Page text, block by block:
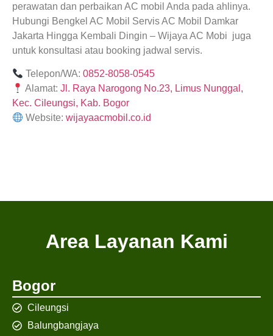
perawatan dan perbaikan AC mobil Anda pada ahlinya.
Hubungi Bengkel AC Mobil Servis AC Mobil Damkar
Jakarta Hingga Kembali Dingin – Wijaya AC Mobi juga
untuk konsultasi atau booking jadwal servis.
Telepon/WA:0852-8058-0545
Alamat:Jl. Raya Narogong No.23, Limus Nunggal,
Kec. Cileungsi, Kab. Bogor
Website:wijayaacmobil.co.id
Area Layanan Kami
Bogor
Cileungsi
Balungbangjaya